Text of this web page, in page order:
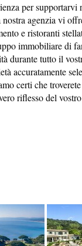
per
agenzia vi
e ristoranti
immobiliare di
durante tutto il
accuratamente
certi che
riflesso del